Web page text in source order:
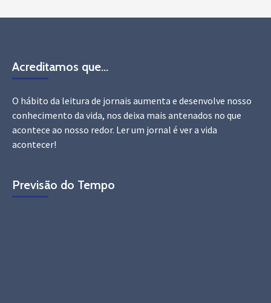
Acreditamos que…
O hábito da leitura de jornais aumenta e desenvolve nosso
conhecimento da vida, nos deixa mais antenados no que
acontece ao nosso redor. Ler um jornal é ver a vida
acontecer!
Previsão do Tempo